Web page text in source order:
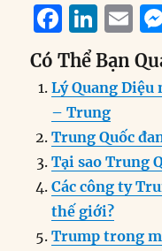
F
a
c
e
b
o
o
k
Li
n
k
e
d
I
n
E
m
ai
l
Có Thể Bạn
Lý Quang Diệu
– Trung
Trung Quốc
Tại sao Trung
Các công ty
thế giới?
Trump trong